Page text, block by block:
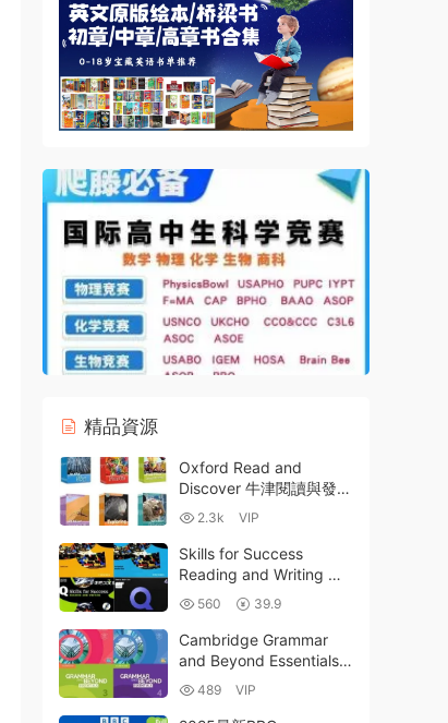
精品資源
Oxford Read and
Discover 牛津閱讀與發現
L1-L6 A1-B1 全彩PDF 音
頻MP3 百度雲網盤下載
2.3k VIP
Skills for Success
Reading and Writing 牛
津學術英語成功系列Q技
能第二版PDF電子版+全
球同類讀寫教材橫向對比
評測
560 39.9
Cambridge Grammar
and Beyond Essentials
劍橋語法與超越初級教材
全四級PDF電子版學生書
489 VIP